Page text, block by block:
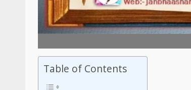
Table of Contents